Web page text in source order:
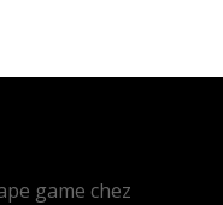
game chez